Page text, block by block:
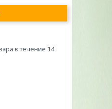
в течение 14